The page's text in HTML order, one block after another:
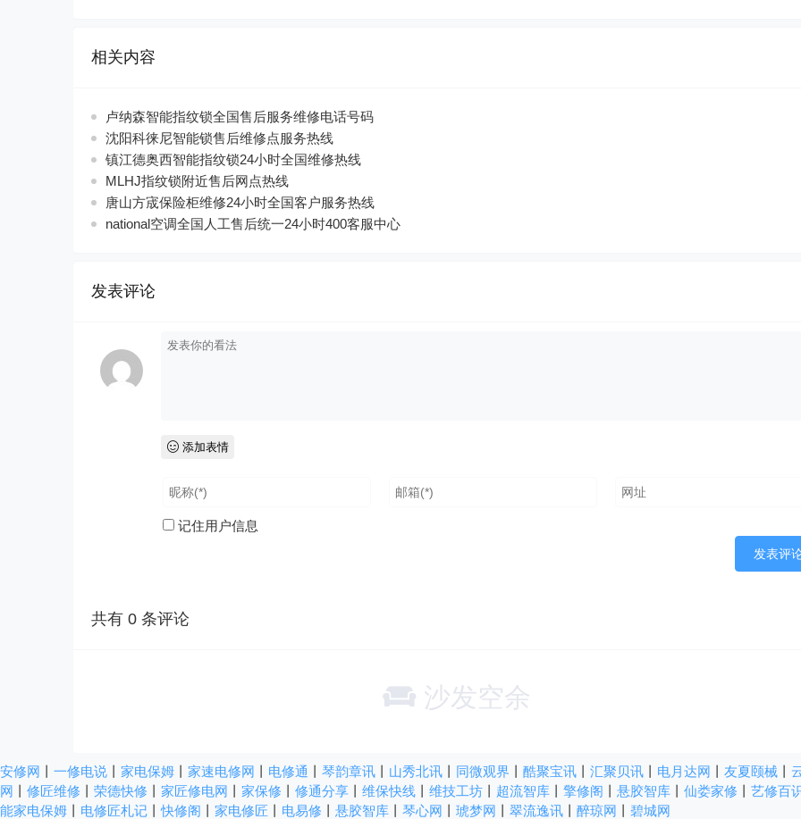
相关内容
卢纳森智能指纹锁全国售后服务维修电话号码
沈阳科徕尼智能锁售后维修点服务热线
镇江德奥西智能指纹锁24小时全国维修热线
MLHJ指纹锁附近售后网点热线
唐山方宬保险柜维修24小时全国客户服务热线
national空调全国人工售后统一24小时400客服中心
发表评论
添加表情
记住用户信息
共有 0 条评论
沙发空余
安修网 一修电说 家电保姆 家速电修网 电修通 琴韵章讯 山秀北讯 同微观界 酷聚宝讯 汇聚贝讯 电月达网 友夏颐械
网
修匠维修 荣德快修 家匠修电网 家保修 修通分享 维保快线 维技工坊 超流智库 擎修阁 悬胶智库 仙娄家修 艺修百
能家电保姆
电修匠札记 丨快修阁 家电修匠 电易修 悬胶智库 琴心网 琥梦网 翠流逸讯 醉琼网 碧城网